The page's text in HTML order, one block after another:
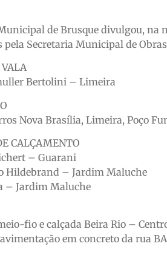
de Brusque divulgou, na
pela Secretaria Municipal de
Bertolini – Limeira
Nova Brasília, Limeira, Poço
CALÇAMENTO
– Guarani
Hildebrand – Jardim Maluche
– Jardim Maluche
fio e calçada Beira Rio –
em concreto da rua